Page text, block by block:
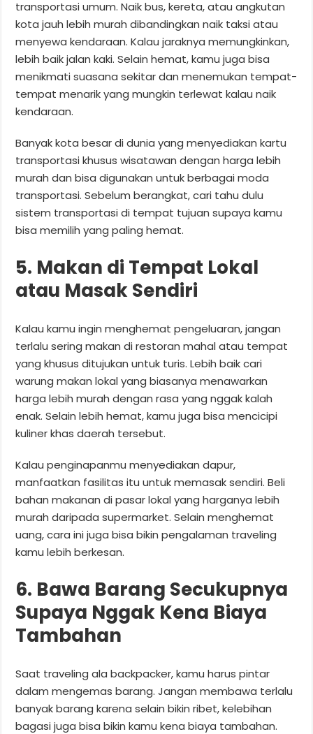
transportasi umum. Naik bus, kereta, atau angkutan
kota jauh lebih murah dibandingkan naik taksi atau
menyewa kendaraan. Kalau jaraknya memungkinkan,
lebih baik jalan kaki. Selain hemat, kamu juga bisa
menikmati suasana sekitar dan menemukan tempat-
tempat menarik yang mungkin terlewat kalau naik
kendaraan.
Banyak kota besar di dunia yang menyediakan kartu
transportasi khusus wisatawan dengan harga lebih
murah dan bisa digunakan untuk berbagai moda
transportasi. Sebelum berangkat, cari tahu dulu
sistem transportasi di tempat tujuan supaya kamu
bisa memilih yang paling hemat.
5. Makan di Tempat Lokal
atau Masak Sendiri
Kalau kamu ingin menghemat pengeluaran, jangan
terlalu sering makan di restoran mahal atau tempat
yang khusus ditujukan untuk turis. Lebih baik cari
warung makan lokal yang biasanya menawarkan
harga lebih murah dengan rasa yang nggak kalah
enak. Selain lebih hemat, kamu juga bisa mencicipi
kuliner khas daerah tersebut.
Kalau penginapanmu menyediakan dapur,
manfaatkan fasilitas itu untuk memasak sendiri. Beli
bahan makanan di pasar lokal yang harganya lebih
murah daripada supermarket. Selain menghemat
uang, cara ini juga bisa bikin pengalaman traveling
kamu lebih berkesan.
6. Bawa Barang Secukupnya
Supaya Nggak Kena Biaya
Tambahan
Saat traveling ala backpacker, kamu harus pintar
dalam mengemas barang. Jangan membawa terlalu
banyak barang karena selain bikin ribet, kelebihan
bagasi juga bisa bikin kamu kena biaya tambahan.